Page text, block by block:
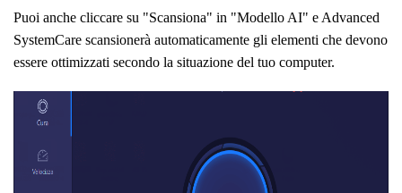
Puoi anche cliccare su "Scansiona" in "Modello AI" e Advanced
SystemCare scansionerà automaticamente gli elementi che devono
essere ottimizzati secondo la situazione del tuo computer.